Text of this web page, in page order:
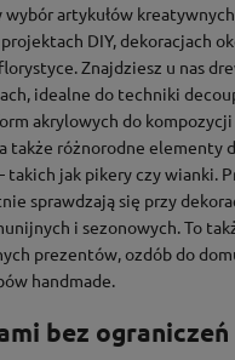
artykułów
DIY, dekoracjach
Znajdziesz u nas
idealne do techniki
akrylowych do kompozycji
także różnorodne elementy
takich jak pikery czy wianki.
sprawdzają się przy
i sezonowych. To
prezentów, ozdób do
handmade.
bez ograniczeń